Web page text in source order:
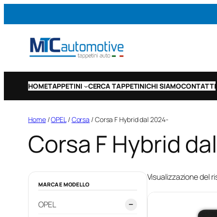
HOMETAPPETINI CERCA TAPPETINICHI SIAMOCONTATTI
Home/OPEL/Corsa / Corsa F Hybrid dal 2024-
Corsa F Hybrid
MARCA E MODELLO
−
OPEL
Visualizzazione del